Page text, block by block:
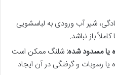
شیر آب ورودی به لباسشویی
باز نباشد.
یا مسدود شده: شلنگ ممکن است
رسوبات و گرفتگی در آن ایجاد